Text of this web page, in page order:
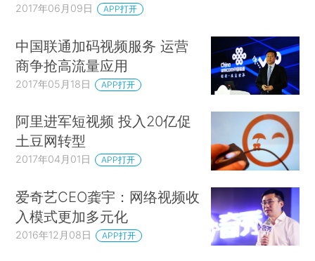
2017年06月09日 APP打开
中国联通加码视频服务 运营
商争抢高流量应用
2017年05月18日 APP打开
阿里进军短视频 投入20亿促
土豆网转型
2017年04月01日 APP打开
爱奇艺CEO龚宇：网络视频收
入模式更加多元化
2016年12月08日 APP打开